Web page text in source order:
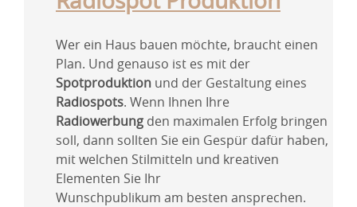
Wer ein Haus bauen möchte, braucht einen
Plan. Und genauso ist es mit der
Spotproduktionund der Gestaltung eines
Radiospots. Wenn Ihnen Ihre
Radiowerbungden maximalen Erfolg bringen
soll, dann sollten Sie ein Gespür dafür haben,
mit welchen Stilmitteln und kreativen
Elementen Sie Ihr
Wunschpublikum am besten ansprechen.